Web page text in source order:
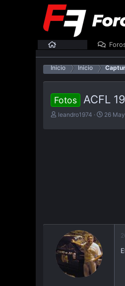
Inicio Inicio
Fotos ACFL
E
leandro1974
F
26